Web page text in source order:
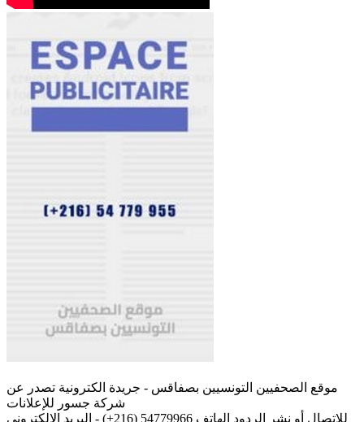
موقع الصحفيين التونسيين بصفاقس - جريدة الكترونية تصدر عن
شركة جسور للإعلانات
للإتصال أو نشر الردود الهاتف 54779966 (216+) - البريد الإلكتروني